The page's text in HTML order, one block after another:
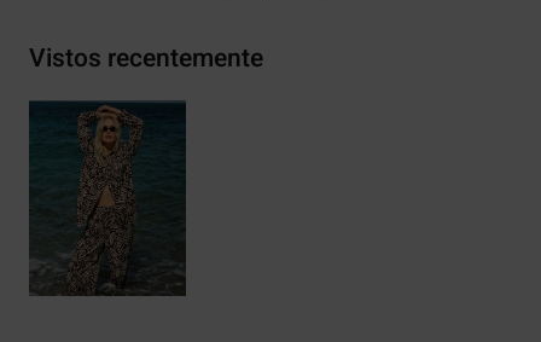
Vistos recentemente